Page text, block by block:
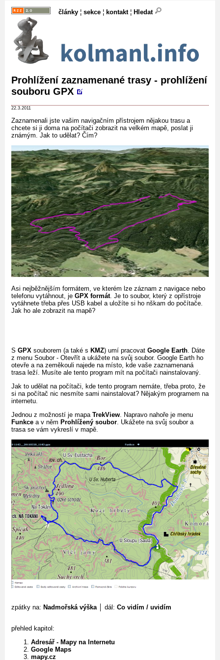
články ¦ sekce ¦ kontakt¦ Hledat
Prohlížení zaznamenané trasy - prohlížení
souboru GPX
22.3.2011
Zaznamenali jste vašim navigačním přístrojem nějakou trasu a
chcete si ji doma na počítači zobrazit na velkém mapě, poslat ji
známým. Jak to udělat? Čím?
Asi nejběžnějším formátem, ve kterém lze záznam z navigace nebo
telefonu vytáhnout, je GPX formát. Je to soubor, který z opřístroje
vytáhnete třeba přes USB kabel a uložíte si ho nškam do počítače.
Jak ho ale zobrazit na mapě?
S GPX souborem (a také s KMZ) umí pracovat Google Earth . Dáte
z menu Soubor - Otevřít a ukážete na svůj soubor. Google Earth ho
otevře a na zeměkouli najede na místo, kde vaše zaznamenaná
trasa leží. Musíte ale tento program mít na počítači nainstalovaný.
Jak to udělat na počítači, kde tento program nemáte, třeba proto, že
si na počítač nic nesmíte sami nainstalovat? Nějakým programem na
internetu.
Jednou z možností je mapa TrekView . Napravo nahoře je menu
Funkce a v něm Prohlížený soubor . Ukážete na svůj soubor a
trasa se vám vykreslí v mapě.
zpátky na: Nadmořská výška│ dál: Co vidím / uvidím
přehled kapitol:
Adresář - Mapy na Internetu
Google Maps
mapy.cz